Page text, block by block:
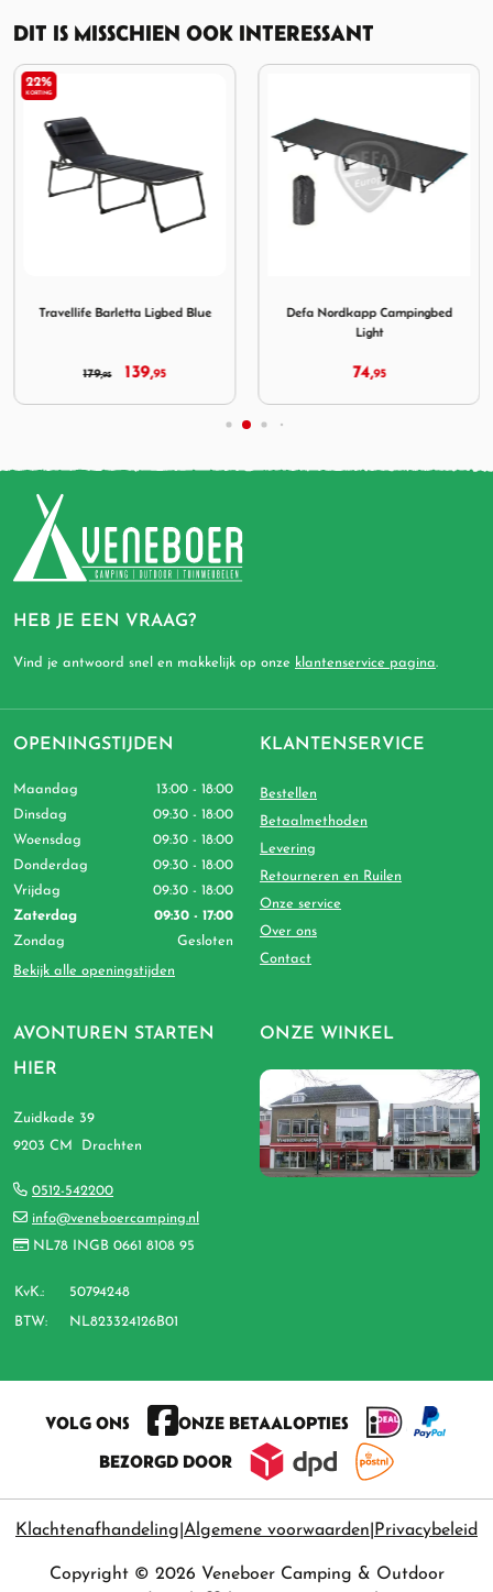
DIT IS MISSCHIEN OOK INTERESSANT
22%
KORTING
Travellife Barletta Ligbed Blue
179,95 139,95
Defa Nordkapp Campingbed
Light
74,95
HEB JE EEN VRAAG?
Vind je antwoord snel en makkelijk op onze klantenservice pagina.
AVONTUREN STARTEN
HIER
Zuidkade 39
9203 CM Drachten
0512-542200
info@veneboercamping.nl
NL78 INGB 0661 8108 95
KvK.: 50794248
BTW: NL823324126B01
OPENINGSTIJDEN
Maandag
13:00 - 18:00
Dinsdag
09:30 - 18:00
Woensdag
09:30 - 18:00
Donderdag
09:30 - 18:00
Vrijdag
09:30 - 18:00
Zaterdag
09:30 - 17:00
Zondag
Gesloten
Bekijk alle openingstijden
KLANTENSERVICE
Bestellen
Betaalmethoden
Levering
Retourneren en Ruilen
Onze service
Over ons
Contact
ONZE WINKEL
VOLG ONS
ONZE BETAALOPTIES
BEZORGD DOOR
Klachtenafhandeling Algemene voorwaarden Privacybeleid
Copyright © 2026 Veneboer Camping & Outdoor